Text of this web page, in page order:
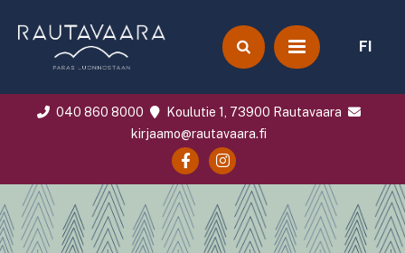
FI
040 860 8000
Koulutie 1, 73900 Rautavaara
kirjaamo@rautavaara.fi